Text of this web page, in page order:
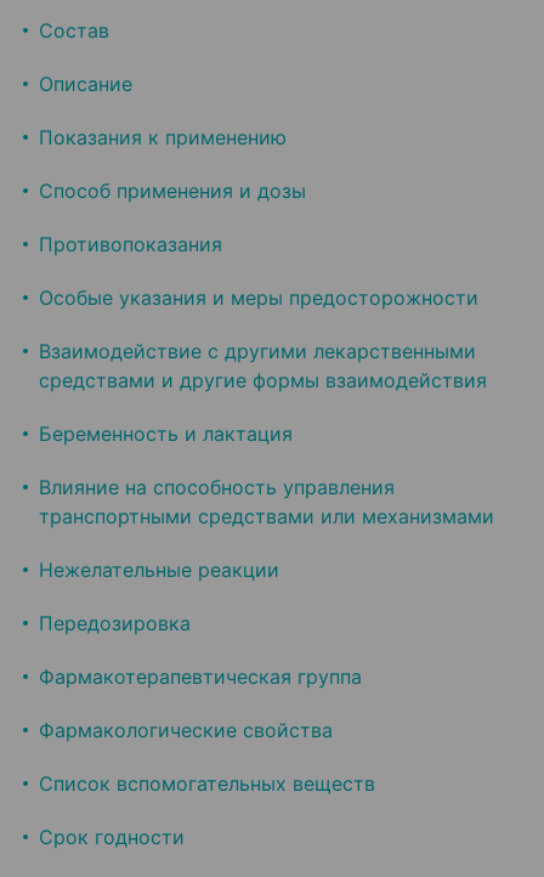
Состав
Описание
Показания к применению
Способ применения и дозы
Противопоказания
Особые указания и меры предосторожности
Взаимодействие с другими лекарственными
средствами и другие формы взаимодействия
Беременность и лактация
Влияние на способность управления
транспортными средствами или механизмами
Нежелательные реакции
Передозировка
Фармакотерапевтическая группа
Фармакологические свойства
Список вспомогательных веществ
Срок годности